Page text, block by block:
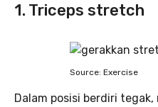
1. Triceps stretch
Source: Exercise
Dalam posisi berdiri